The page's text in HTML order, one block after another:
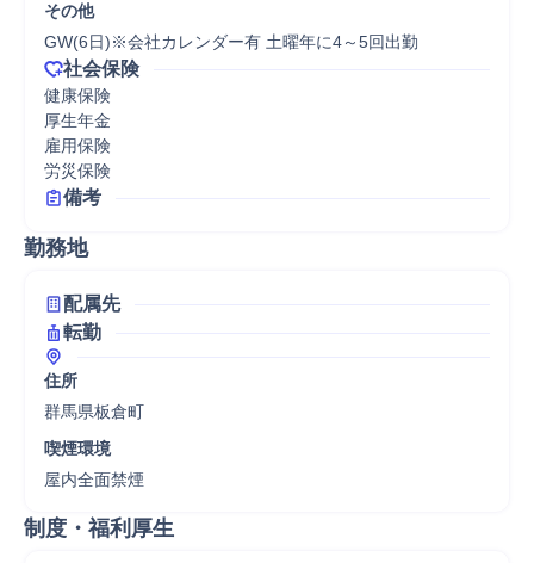
その他
GW(6日)※会社カレンダー有 土曜年に4～5回出勤
社会保険
健康保険
厚生年金
雇用保険
労災保険
備考
勤務地
配属先
転勤
住所
群馬県板倉町
喫煙環境
屋内全面禁煙
制度・福利厚生